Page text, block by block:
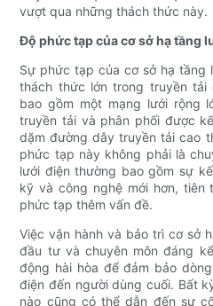
vượt qua những thách thức này.
Độ phức tạp của cơ sở hạ tầng
Sự phức tạp của cơ sở hạ tầng
thách thức lớn trong truyền tải
bao gồm một mạng lưới rộng
truyền tải và phân phối được
dặm đường dây truyền tải cao
phức tạp này không phải là
lưới điện thường bao gồm sự
kỹ và công nghệ mới hơn, tiên
phức tạp thêm vấn đề.
Việc vận hành và bảo trì cơ sở
đầu tư và chuyên môn đáng
động hài hòa để đảm bảo
điện đến người dùng cuối. Bất
nào cũng có thể dẫn đến sự